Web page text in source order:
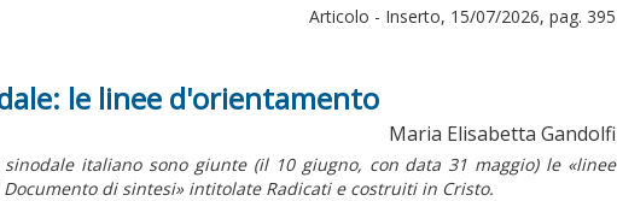
Articolo - Inserto, 15/07/2026, pag. 395
le linee d'orientamento
Maria Elisabetta Gandolfi
italiano sono giunte (il 10 giugno, con data 31 maggio) le «linee
Documento di sintesi»intitolate Radicati e costruiti in Cristo.